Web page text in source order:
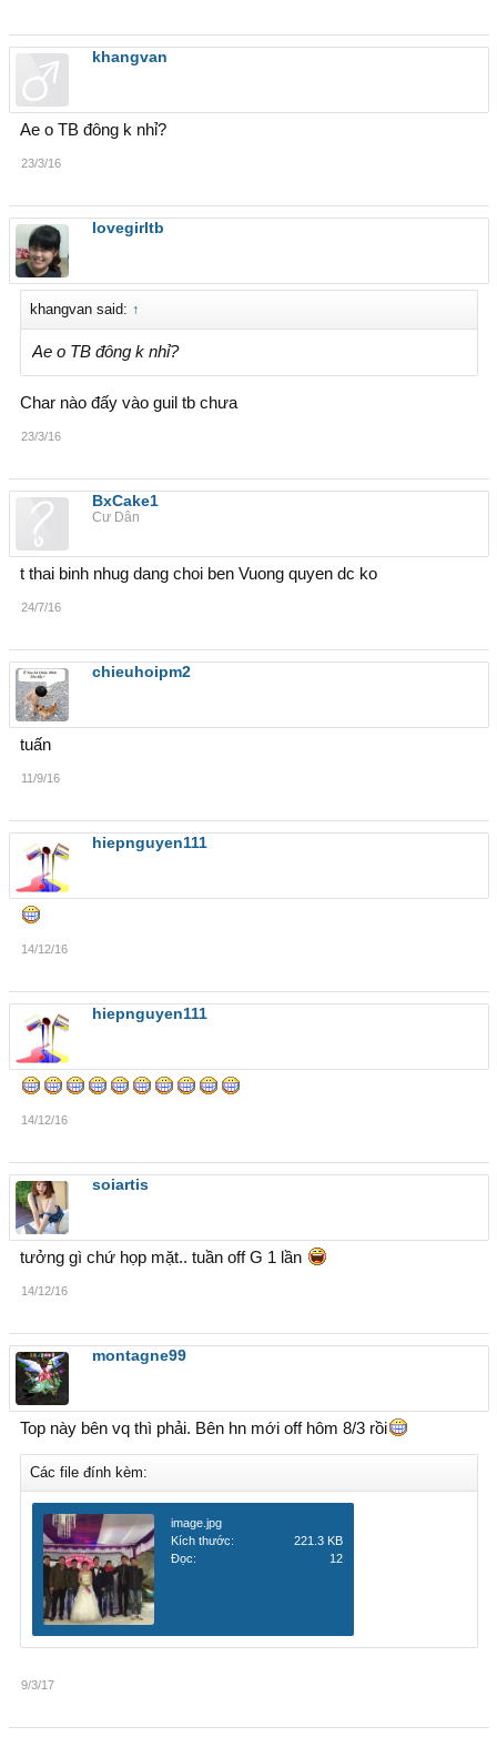
khangvan
Ae o TB đông k nhỉ?
23/3/16
lovegirltb
khangvan said: ↑
Ae o TB đông k nhỉ?
Char nào đấy vào guil tb chưa
23/3/16
BxCake1
Cư Dân
t thai binh nhug dang choi ben Vuong quyen dc ko
24/7/16
chieuhoipm2
tuấn
11/9/16
hiepnguyen111
14/12/16
hiepnguyen111
14/12/16
soiartis
tưởng gì chứ họp mặt.. tuần off G 1 lần
14/12/16
montagne99
Top này bên vq thì phải. Bên hn mới off hôm 8/3 rồi
Các file đính kèm:
image.jpg
Kích thước:
221.3 KB
Đọc:
12
9/3/17